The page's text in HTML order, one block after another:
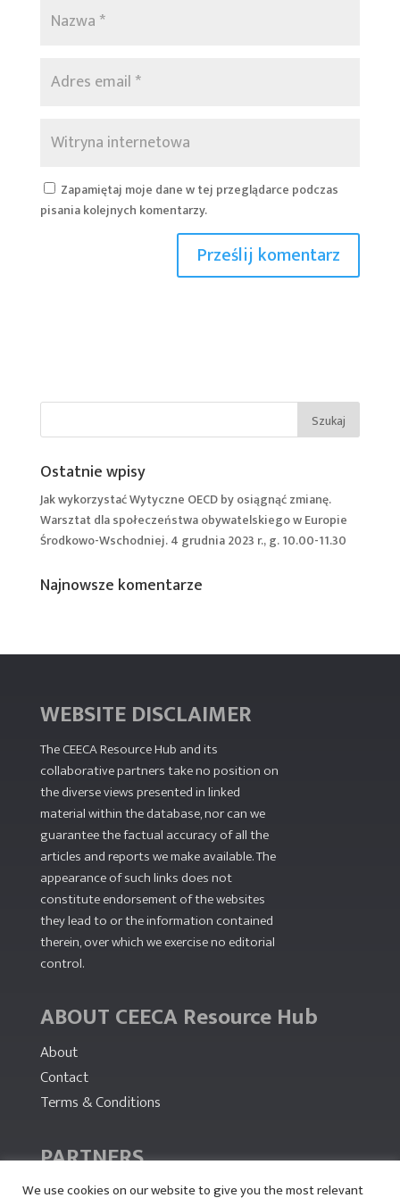
Zapamiętaj moje dane w tej przeglądarce podczas
pisania kolejnych komentarzy.
Ostatnie wpisy
Jak wykorzystać Wytyczne OECD by osiągnąć zmianę.
Warsztat dla społeczeństwa obywatelskiego w Europie
Środkowo-Wschodniej. 4 grudnia 2023 r., g. 10.00-11.30
Najnowsze komentarze
WEBSITE DISCLAIMER
The CEECA Resource Hub and its
collaborative partners take no position on
the diverse views presented in linked
material within the database, nor can we
guarantee the factual accuracy of all the
articles and reports we make available. The
appearance of such links does not
constitute endorsement of the websites
they lead to or the information contained
therein, over which we exercise no editorial
control.
ABOUT CEECA Resource Hub
About
Contact
Terms & Conditions
PARTNERS
We use cookies on our website to give you the most relevant